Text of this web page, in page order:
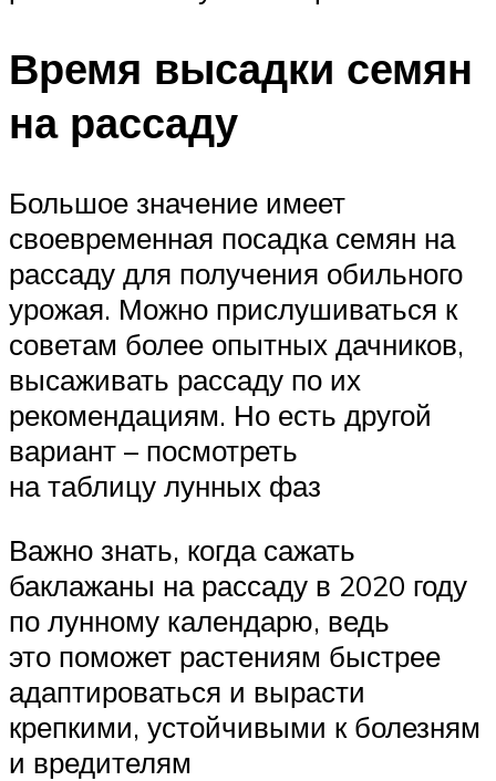
Время высадки семян
на рассаду
Большое значение имеет
своевременная посадка семян на
рассаду для получения обильного
урожая. Можно прислушиваться к
советам более опытных дачников,
высаживать рассаду по их
рекомендациям. Но есть другой
вариант – посмотреть
на таблицу лунных фаз
Важно знать, когда сажать
баклажаны на рассаду в 2020 году
по лунному календарю, ведь
это поможет растениям быстрее
адаптироваться и вырасти
крепкими, устойчивыми к болезням
и вредителям